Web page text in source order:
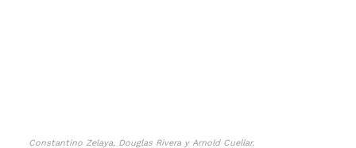
Constantino Zelaya, Douglas Rivera y Arnold Cuellar.